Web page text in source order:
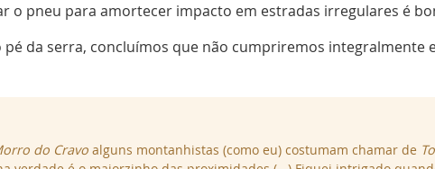
o pneu para amortecer impacto em estradas irregulares é
da serra, concluímos que não cumpriremos integralmente
do Cravo alguns montanhistas (como eu) costumam chamar de